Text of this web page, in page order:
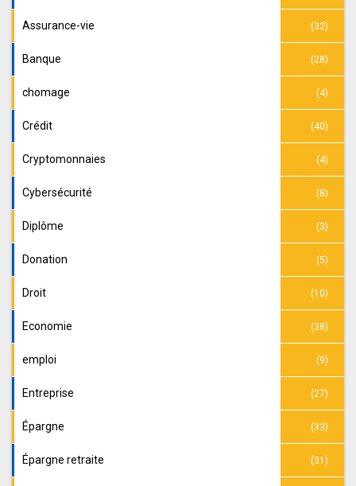
Assurance-vie (32)
Banque (28)
chomage (4)
Crédit (40)
Cryptomonnaies (4)
Cybersécurité (8)
Diplôme (3)
Donation (5)
Droit (10)
Economie (38)
emploi (9)
Entreprise (27)
Épargne (33)
Épargne retraite (31)